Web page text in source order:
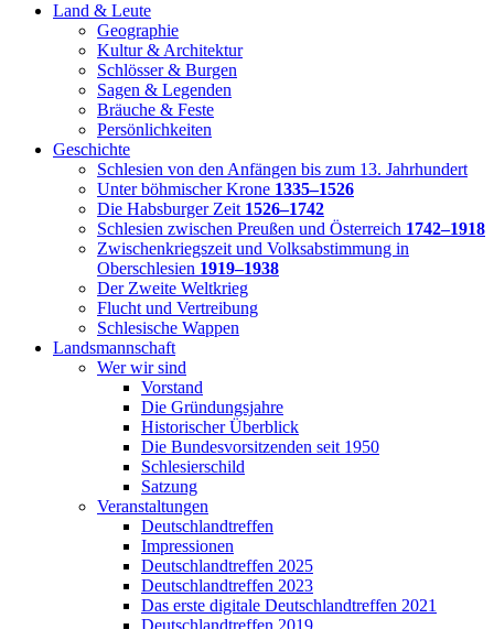
Land & Leute
Geographie
Kultur & Architektur
Schlösser & Burgen
Sagen & Legenden
Bräuche & Feste
Persönlichkeiten
Geschichte
Schlesien von den Anfängen bis zum 13. Jahrhundert
Unter böhmischer Krone 1335–1526
Die Habsburger Zeit 1526–1742
Schlesien zwischen Preußen und Österreich 1742–1918
Zwischenkriegszeit und Volksabstimmung in
Oberschlesien 1919–1938
Der Zweite Weltkrieg
Flucht und Vertreibung
Schlesische Wappen
Landsmannschaft
Wer wir sind
Vorstand
Die Gründungsjahre
Historischer Überblick
Die Bundesvorsitzenden seit 1950
Schlesierschild
Satzung
Veranstaltungen
Deutschlandtreffen
Impressionen
Deutschlandtreffen 2025
Deutschlandtreffen 2023
Das erste digitale Deutschlandtreffen 2021